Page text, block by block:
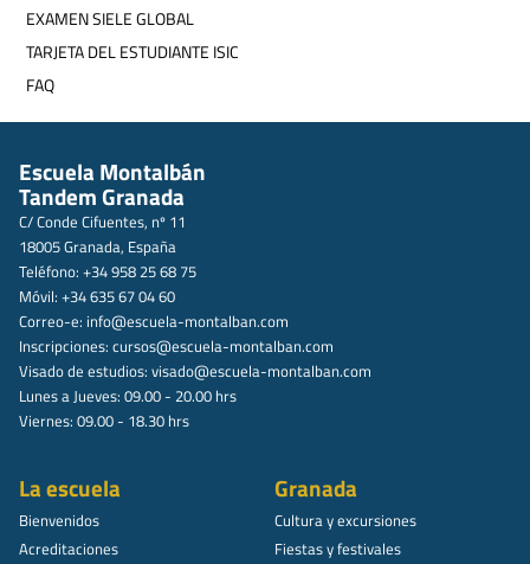
EXAMEN SIELE GLOBAL
TARJETA DEL ESTUDIANTE ISIC
FAQ
Escuela Montalbán
Tandem Granada
C/ Conde Cifuentes, nº 11
18005 Granada, España
Teléfono: +34 958 25 68 75
Móvil: +34 635 67 04 60
Correo-e: info@escuela-montalban.com
Inscripciones: cursos@escuela-montalban.com
Visado de estudios: visado@escuela-montalban.com
Lunes a Jueves: 09.00 - 20.00 hrs
Viernes: 09.00 - 18.30 hrs
La escuela
Bienvenidos
Acreditaciones
Granada
Cultura y excursiones
Fiestas y festivales